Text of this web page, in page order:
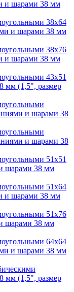
и шарами 38 мм
38х64
и шарами 38 мм
38х76
и шарами 38 мм
43х51
мм (1,5", размер
и шарами 38
и шарами 38
51х51
шарами 38 мм
51х64
и шарами 38 мм
51х76
шарами 38 мм
64х64
и шарами 38 мм
мм (1,5", размер